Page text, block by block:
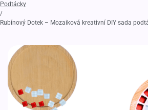
Podtácky
/
Rubínový Dotek – Mozaiková kreativní DIY sada